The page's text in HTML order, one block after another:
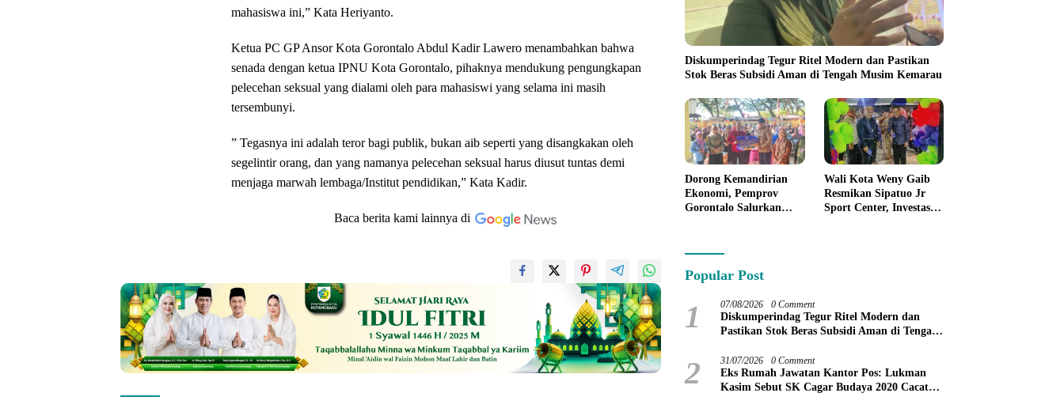
mahasiswa ini,” Kata Heriyanto.
Ketua PC GP Ansor Kota Gorontalo Abdul Kadir Lawero menambahkan bahwa
senada dengan ketua IPNU Kota Gorontalo, pihaknya mendukung pengungkapan
pelecehan seksual yang dialami oleh para mahasiswi yang selama ini masih
tersembunyi.
” Tegasnya ini adalah teror bagi publik, bukan aib seperti yang disangkakan oleh
segelintir orang, dan yang namanya pelecehan seksual harus diusut tuntas demi
menjaga marwah lembaga/Institut pendidikan,” Kata Kadir.
Baca berita kami lainnya di
Comment
Diskumperindag Tegur Ritel Modern dan Pastikan
Stok Beras Subsidi Aman di Tengah Musim Kemarau
Dorong Kemandirian
Ekonomi, Pemprov
Gorontalo Salurkan
Pelaku Usaha
Wali Kota Weny Gaib
Resmikan Sipatuo Jr
Sport Center, Investasi
Popular Post
1 07/08/2026 0 Comment
Diskumperindag Tegur Ritel Modern dan
Pastikan Stok Beras Subsidi Aman di Tengah
2 31/07/2026 0 Comment
Eks Rumah Jawatan Kantor Pos: Lukman
Kasim Sebut SK Cagar Budaya 2020 Cacat